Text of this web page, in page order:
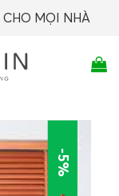
CHO MỌI NHÀ
-5%